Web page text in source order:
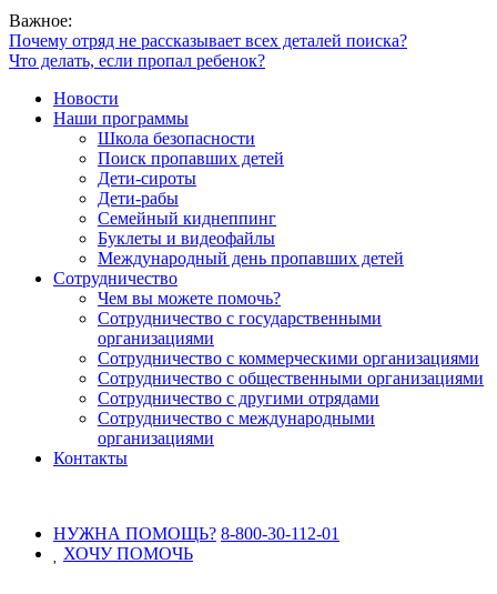
Важное:
Почему отряд не рассказывает всех деталей поиска?
Что делать, если пропал ребенок?
Новости
Наши программы
Школа безопасности
Поиск пропавших детей
Дети-сироты
Дети-рабы
Семейный киднеппинг
Буклеты и видеофайлы
Международный день пропавших детей
Сотрудничество
Чем вы можете помочь?
Сотрудничество с государственными
организациями
Сотрудничество с коммерческими организациями
Сотрудничество с общественными организациями
Сотрудничество с другими отрядами
Сотрудничество с международными
организациями
Контакты
НУЖНА ПОМОЩЬ? 8-800-30-112-01
ХОЧУПОМОЧЬ